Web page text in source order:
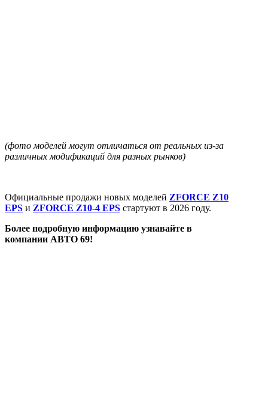
(фото моделей могут отличаться от реальных из-за
различных модификаций для разных рынков)
Официальные продажи новых моделей ZFORCE Z10
EPS и ZFORCE Z10-4 EPS стартуют в 2026 году.
Более подробную информацию узнавайте в
компании АВТО 69!